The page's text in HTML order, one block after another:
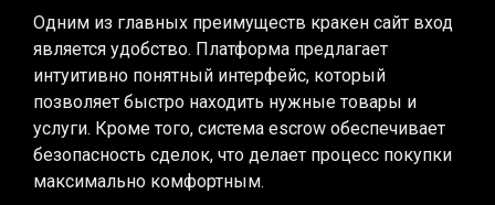
Одним из главных преимуществ кракен сайт вход
является удобство. Платформа предлагает
интуитивно понятный интерфейс, который
позволяет быстро находить нужные товары и
услуги. Кроме того, система escrow обеспечивает
безопасность сделок, что делает процесс покупки
максимально комфортным.